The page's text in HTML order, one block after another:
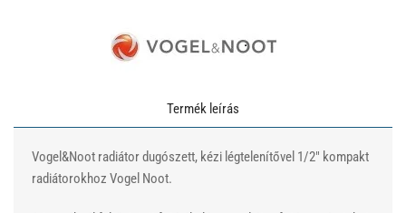
Termék leírás
Vogel&Noot radiátor dugószett, kézi légtelenítővel 1/2" kompakt
radiátorokhoz Vogel Noot.